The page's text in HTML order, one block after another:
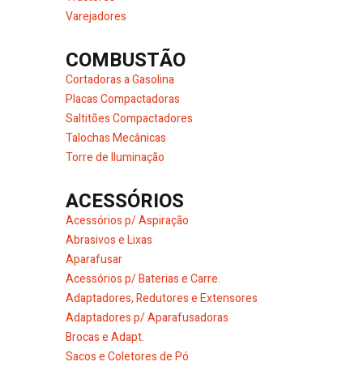
Varejadores
COMBUSTÃO
Cortadoras a Gasolina
Placas Compactadoras
Saltitões Compactadores
Talochas Mecânicas
Torre de Iluminação
ACESSÓRIOS
Acessórios p/ Aspiração
Abrasivos e Lixas
Aparafusar
Acessórios p/ Baterias e Carre.
Adaptadores, Redutores e Extensores
Adaptadores p/ Aparafusadoras
Brocas e Adapt.
Sacos e Coletores de Pó